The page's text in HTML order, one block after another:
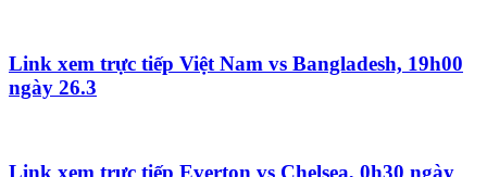
Link xem trực tiếp Việt Nam vs Bangladesh, 19h00
ngày 26.3
Link xem trực tiếp Everton vs Chelsea, 0h30 ngày